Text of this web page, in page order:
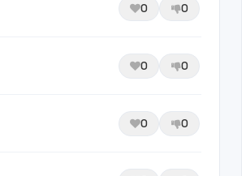
0 0
0 0
0 0